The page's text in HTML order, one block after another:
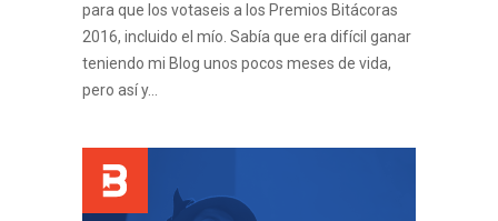
para que los votaseis a los Premios Bitácoras
2016, incluido el mío. Sabía que era difícil ganar
teniendo mi Blog unos pocos meses de vida,
pero así y…